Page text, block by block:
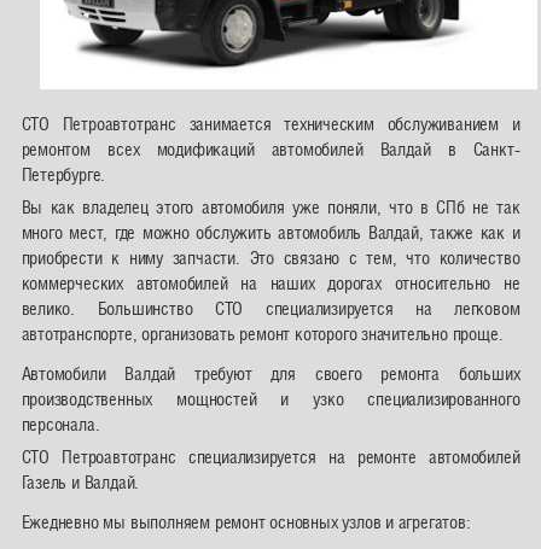
СТО Петроавтотранс занимается техническим обслуживанием и
ремонтом всех модификаций автомобилей Валдай в Санкт-
Петербурге.
Вы как владелец этого автомобиля уже поняли, что в СПб не так
много мест, где можно обслужить автомобиль Валдай, также как и
приобрести к ниму запчасти. Это связано с тем, что количество
коммерческих автомобилей на наших дорогах относительно не
велико. Большинство СТО специализируется на легковом
автотранспорте, организовать ремонт которого значительно проще.
Автомобили Валдай требуют для своего ремонта больших
производственных мощностей и узко специализированного
персонала.
СТО Петроавтотранс специализируется на ремонте автомобилей
Газель и Валдай.
Ежедневно мы выполняем ремонт основных узлов и агрегатов: